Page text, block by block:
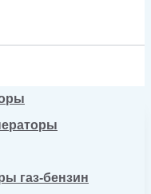
газ-бензин